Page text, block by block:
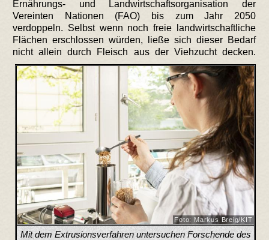
Ernährungs- und Landwirtschaftsorganisation der
Vereinten Nationen (FAO) bis zum Jahr 2050
verdoppeln. Selbst wenn noch freie landwirtschaftliche
Flächen erschlossen würden, ließe sich dieser Bedarf
nicht allein durch Fleisch aus der Viehzucht decken.
Foto: Markus Breig/KIT
Mit dem Extrusionsverfahren untersuchen Forschende des